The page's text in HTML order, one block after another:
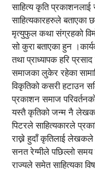
साहित्य कृति प्रकाशनलाई
साहित्यकारहरुले बताएका
मृत्युफुल कथा संग्रहको
सो कुरा बताएका हुन
तथा प्राध्यापक हरि
समाजका लुकेर रहेका
विकृतिको कसरी हटाउन
प्रकाशन समाज
यस्तै कृतिको जन्म नै
पिटरले साहित्यकारले
राख्ने हुदाँ कृतिलाई लेखकले
सनत रेग्मीले पछिल्लो समय
राज्यले समेत साहित्यका